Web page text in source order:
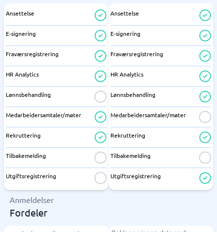
Ansettelse
E-signering
Fraværsregistrering
HR Analytics
Lønnsbehandling
Medarbeidersamtaler/møter
Rekruttering
Tilbakemelding
Utgiftsregistrering
Ansettelse
E-signering
Fraværsregistrering
HR Analytics
Lønnsbehandling
Medarbeidersamtaler/møter
Rekruttering
Tilbakemelding
Utgiftsregistrering
Anmeldelser
Fordeler